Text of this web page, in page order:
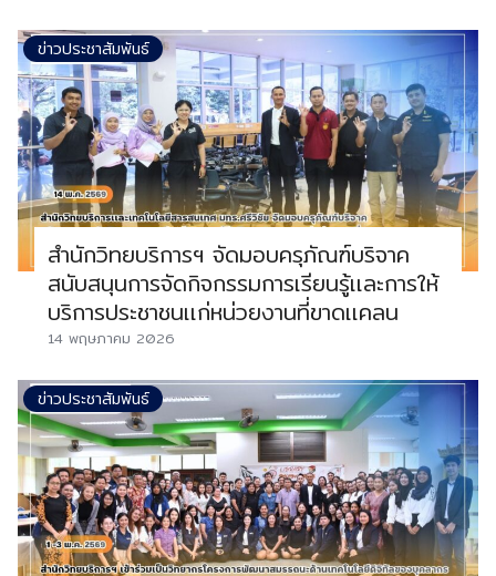
ข่าวประชาสัมพันธ์
สำนักวิทยบริการฯ จัดมอบครุภัณฑ์บริจาค
สนับสนุนการจัดกิจกรรมการเรียนรู้เเละการให้
บริการประชาชนเเก่หน่วยงานที่ขาดเเคลน
14 พฤษภาคม 2026
ข่าวประชาสัมพันธ์